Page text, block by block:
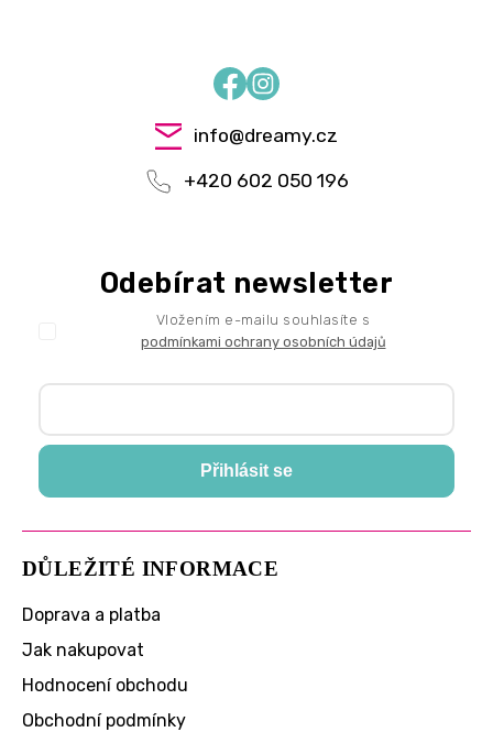
FacebookInstagram
info@dreamy.cz
+420 602 050 196
DŮLEŽITÉ INFORMACE
Doprava a platba
Jak nakupovat
Hodnocení obchodu
Obchodní podmínky
Odebírat newsletter
Vložením e-mailu souhlasíte s
podmínkami ochrany osobních údajů
Přihlásit se